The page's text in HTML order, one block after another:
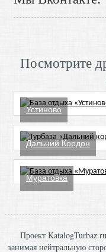
Посмотрите
Устиново
Дальний Кордон
Муратовка
Проект
занимая нейтральную